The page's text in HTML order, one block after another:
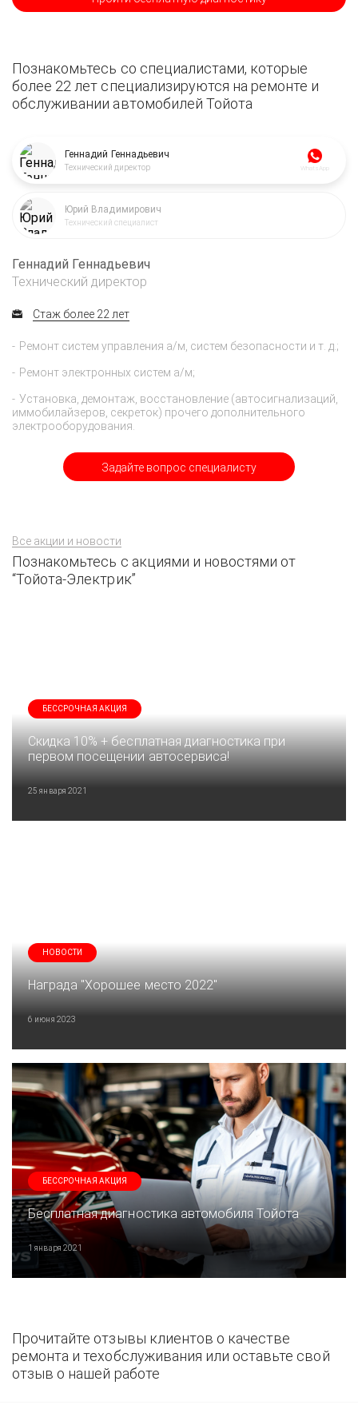
Познакомьтесь со специалистами, которые
более 22 лет специализируются на ремонте и
обслуживании автомобилей Тойота
Геннадий Геннадьевич
Технический директор WhatsApp
Юрий Владимирович
Технический специалист
Задайте вопрос специалисту
Геннадий Геннадьевич
Технический директор
Стаж более 22 лет
Ремонт систем управления а/м, систем безопасности и т. д.;
Ремонт электронных систем а/м;
Установка, демонтаж, восстановление (автосигнализаций,
иммобилайзеров, секреток) прочего дополнительного
электрооборудования.
Все акции и новости
Познакомьтесь с акциями и новостями от
“Тойота-Электрик”
БЕССРОЧНАЯ АКЦИЯ
Скидка 10% + бесплатная диагностика при
первом посещении автосервиса!
25 января 2021
НОВОСТИ
Награда "Хорошее место 2022"
6 июня 2023
БЕССРОЧНАЯ АКЦИЯ
Бесплатная диагностика автомобиля Тойота
1 января 2021
Прочитайте отзывы клиентов о качестве
ремонта и техобслуживания или оставьте свой
отзыв о нашей работе